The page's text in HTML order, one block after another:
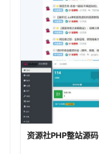
资源社PHP整站源码